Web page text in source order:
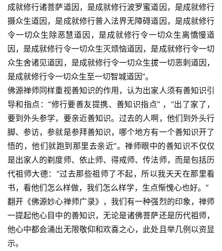
成就修行诸菩萨道因，是成就修行波罗蜜道因，是成就修行
摄众生道因，是成就修行普入法界无障碍道因，是成就修行
令一切众生除恶慧道因，是成就修行令一切众生离憍慢道
因，是成就修行令一切众生灭烦恼道因，是成就修行令一切
众生舍诸见道因，是成就修行令一切众生拔一切恶刺道因，
是成就修行令一切众生至一切智城道因”。
佛源禅师同样重视善知识的作用，认为出家人须有善知识引
导和指点：“修行要善友提携、善知识指点” ，“出了家了，
要到外头参学，要亲近善知识。过去的人啊，他们到外头行
脚、参访，参就是参拜善知识，哪个地方有一个善知识开了
悟的，他们就跑到那里去亲近”。禅师眼中的善知识不仅仅
是出家人的剃度师、依止师、得戒师、传法师，而是包括历
代祖师大德：“过去那些祖师了不起，所以我天天在那里看
书，看他们怎么样做，我们怎么样学，生点惭愧心也好。”
翻开《佛源妙心禅师广录》，我们有一种强烈的印象，禅师
一提起他心目中的善知识，无论是诸佛菩萨还是历代祖师，
他心中都会涌出无限敬仰和欢喜之心，此处且举几例以资显
示。